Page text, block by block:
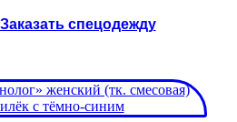
Заказать спецодежду